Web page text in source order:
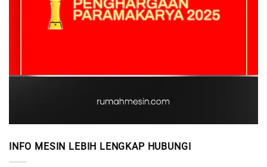
INFO MESIN LEBIH LENGKAP HUBUNGI